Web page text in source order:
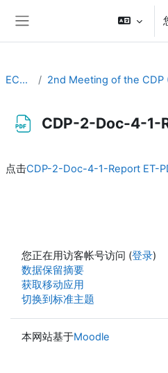
EC-CDP
CDP-2-Doc-4-1-
点击CDP-2-Doc-4-1-Report ET-
您正在用访客帐号访问 (登录)
‎数据保留摘要‎
获取移动应用
切换到标准主题
本网站基于Moodle